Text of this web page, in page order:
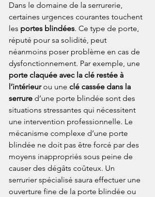
Dans le domaine de la serrurerie,
certaines urgences courantes touchent
les portes blindées. Ce type de porte,
réputé pour sa solidité, peut
néanmoins poser problème en cas de
dysfonctionnement. Par exemple, une
porte claquée avec la clé restée à
l’intérieur ou une clé cassée dans la
serrure d’une porte blindée sont des
situations stressantes qui nécessitent
une intervention professionnelle. Le
mécanisme complexe d’une porte
blindée ne doit pas être forcé par des
moyens inappropriés sous peine de
causer des dégâts coûteux. Un
serrurier spécialisé saura effectuer une
ouverture fine de la porte blindée ou